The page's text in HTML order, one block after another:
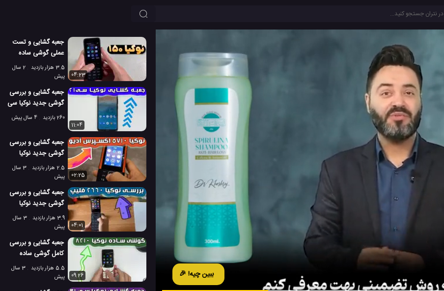
ببین چیه! 🎉
جعبه گشایی و تست
عملی گوشی ساده
نوکیا 150 تولید 2023
3.5 هزار بازدید
2 سال
پیش
04:23
جعبه گشایی و بررسی
گوشی جدید نوکیا سی
21 پلاس
260 بازدید
4 سال پیش
11:04
جعبه گشایی و بررسی
گوشی جدید نوکیا
5710 اکسپرس آدیو
2.5 هزار بازدید
3 سال
پیش
02:25
جعبه گشایی و بررسی
گوشی جدید نوکیا
2660 فلیپ 2022
3.9 هزار بازدید
3 سال
پیش
04:01
جعبه گشایی و بررسی
کامل گوشی ساده
جدید نوکیا 8210 4G
5.5 هزار بازدید
3 سال
پیش
09:26